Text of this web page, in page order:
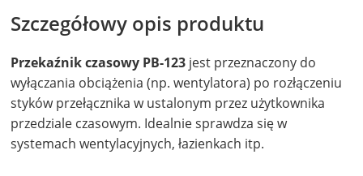
Szczegółowy opis produktu
Przekaźnik czasowy PB-123 jest przeznaczony do
wyłączania obciążenia (np. wentylatora) po rozłączeniu
styków przełącznika w ustalonym przez użytkownika
przedziale czasowym. Idealnie sprawdza się w
systemach wentylacyjnych, łazienkach itp.